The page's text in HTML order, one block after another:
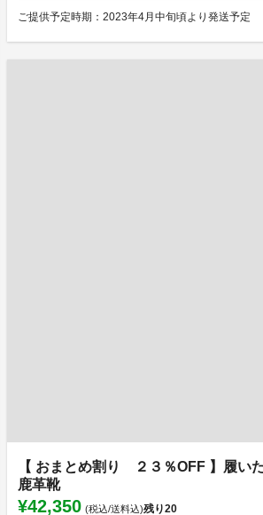
ご提供予定時期：2023年4月中旬頃より発送予定
【 おまとめ割り ２３％OFF 】履い
鹿革靴
¥42,350 (税込/送料込)残り20